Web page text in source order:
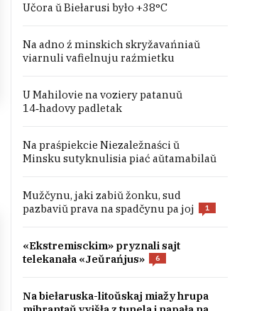
Učora ŭ Biełarusi było +38°C
Na adno ź minskich skryžavańniaŭ
viarnuli vafielnuju raźmietku
U Mahilovie na voziery patanuŭ
14‑hadovy padletak
Na praśpiekcie Niezaležnaści ŭ
Minsku sutyknulisia piać aŭtamabilaŭ
Mužčynu, jaki zabiŭ žonku, sud
pazbaviŭ prava na spadčynu pa joj
1
«Ekstremisckim» pryznali sajt
telekanała «Jeŭrańjus»
6
Na biełaruska-litoŭskaj miažy hrupa